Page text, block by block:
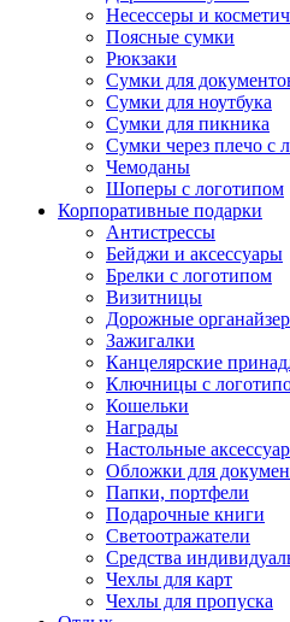
Несессеры и
Поясные сумки
Рюкзаки
Сумки для
Сумки для ноутбука
Сумки для пикника
Сумки через плечо с
Чемоданы
Шоперы с логотипом
Корпоративные подарки
Антистрессы
Бейджи и аксессуары
Брелки с логотипом
Визитницы
Дорожные
Зажигалки
Канцелярские
Ключницы с
Кошельки
Награды
Настольные
Обложки для
Папки, портфели
Подарочные книги
Светоотражатели
Средства
Чехлы для карт
Чехлы для пропуска